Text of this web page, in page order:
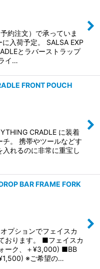
約注文）で承っていま
入荷予定。 SALSA EXP
とラバーストラップ
イ…
FRONT POUCH
CRADLE に装着
。 携帯やツールなどす
入れるのに非常に重宝し
BAR FRAME FORK
プションでフェイスカ
おります。 ■フェイスカ
ーク、＋¥3,000) ■BB
※ご希望の…